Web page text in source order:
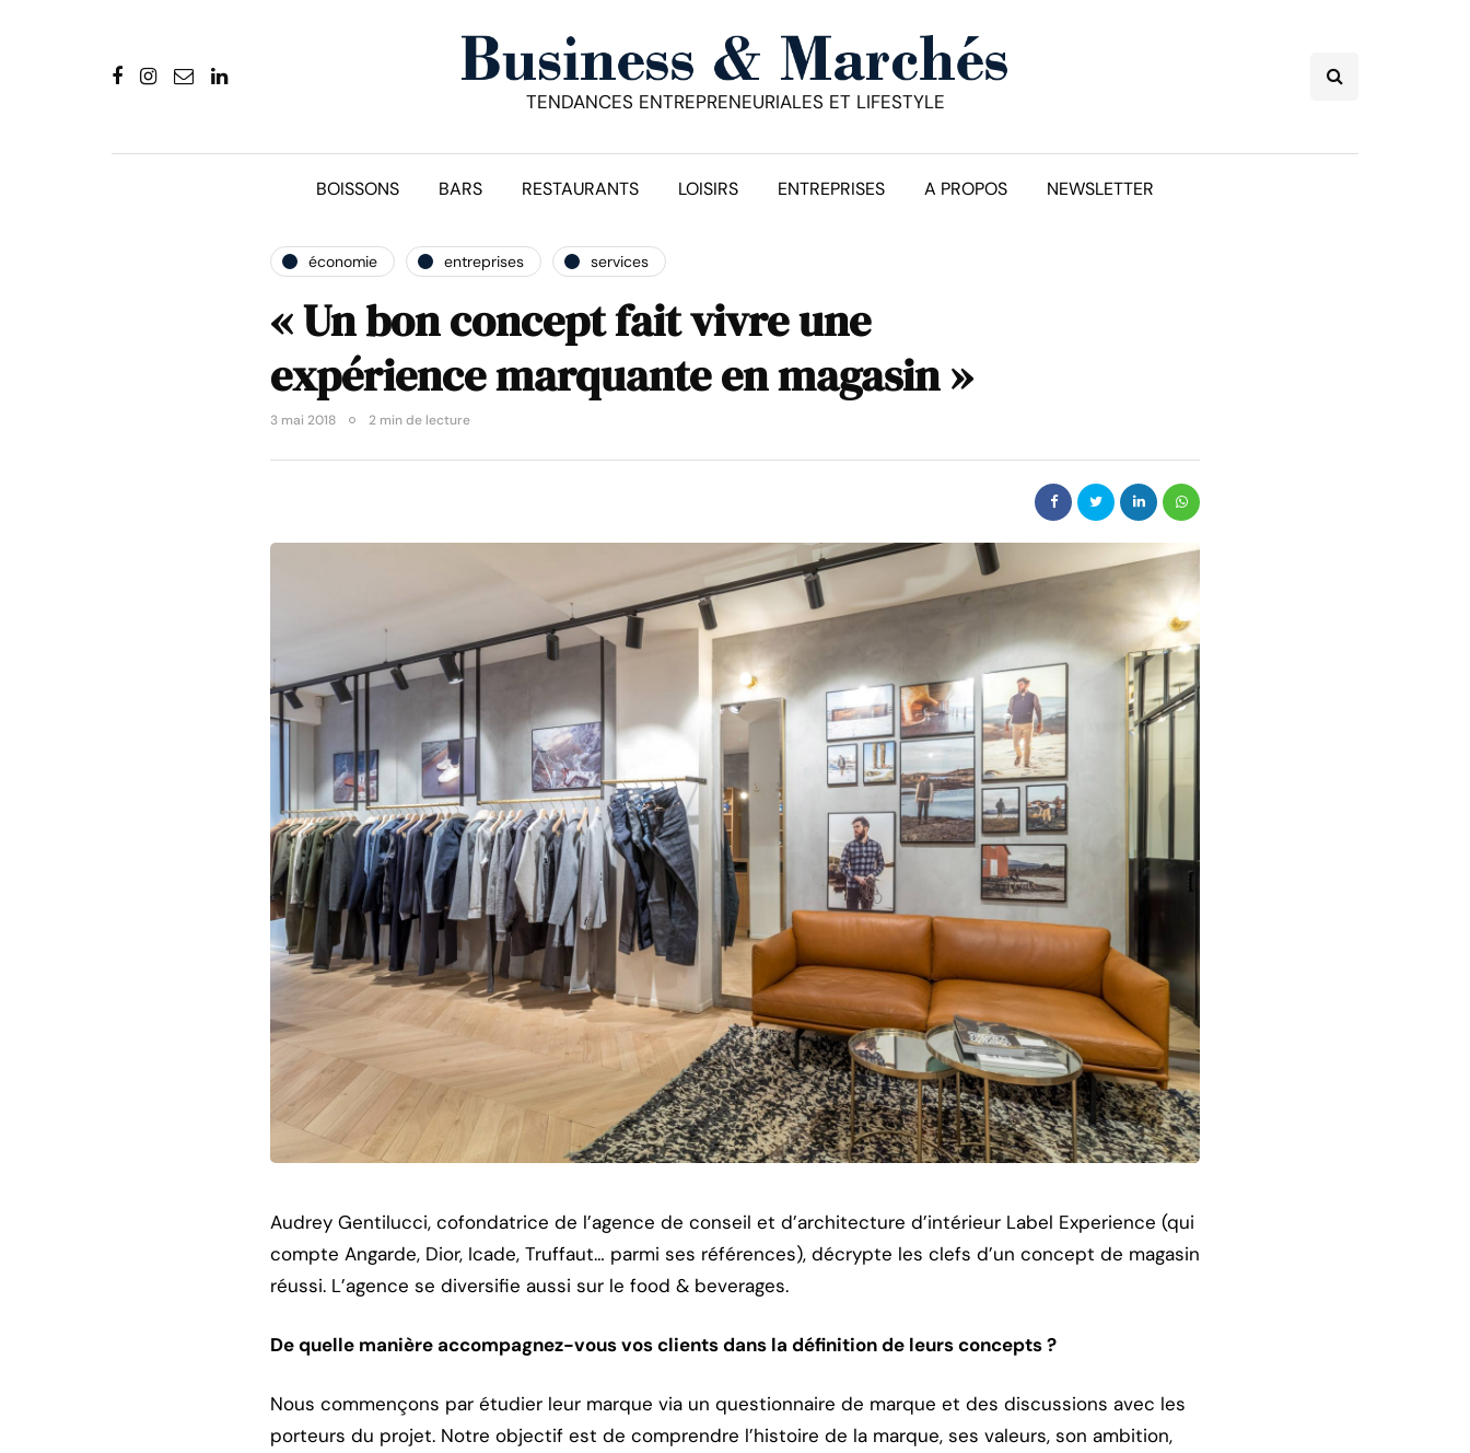
TENDANCES ENTREPRENEURIALES ET LIFESTYLE
BOISSONS BARS RESTAURANTS LOISIRS ENTREPRISES A PROPOS NEWSLETTER
économie entreprises services
« Un bon concept fait vivre une
expérience marquante en magasin »
3 mai 2018 2 min de lecture
Audrey Gentilucci, cofondatrice de l’agence de conseil et d’architecture d’intérieur Label Experience (qui
compte Angarde, Dior, Icade, Truffaut… parmi ses références), décrypte les clefs d’un concept de magasin
réussi. L’agence se diversifie aussi sur le food & beverages.
De quelle manière accompagnez-vous vos clients dans la définition de leurs concepts ?
Nous commençons par étudier leur marque via un questionnaire de marque et des discussions avec les
porteurs du projet. Notre objectif est de comprendre l’histoire de la marque, ses valeurs, son ambition,